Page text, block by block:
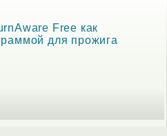
Free как
для прожига